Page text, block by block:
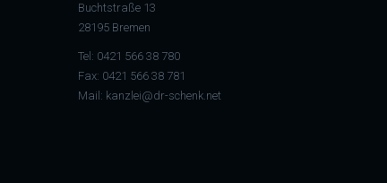
Buchtstraße 13
28195 Bremen
Tel: 0421 566 38 780
Fax: 0421 566 38 781
Mail: kanzlei@dr-schenk.net